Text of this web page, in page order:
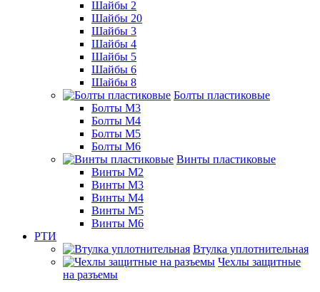
Шайбы 2
Шайбы 20
Шайбы 3
Шайбы 4
Шайбы 5
Шайбы 6
Шайбы 8
Болты пластиковые
Болты М3
Болты М4
Болты М5
Болты М6
Винты пластиковые
Винты М2
Винты М3
Винты М4
Винты М5
Винты М6
РТИ
Втулка уплотнительная
Чехлы защитные
на разъемы